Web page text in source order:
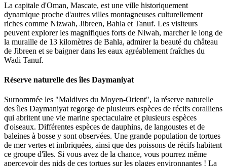
La capitale d'Oman, Mascate, est une ville historiquement
dynamique proche d'autres villes montagneuses culturellement
riches comme Nizwah, Jibreen, Bahla et Tanuf. Les visiteurs
peuvent explorer les magnifiques forts de Niwah, marcher le long de
la muraille de 13 kilomètres de Bahla, admirer la beauté du château
de Jibreen et se baigner dans les eaux agréablement fraîches du
Wadi Tanuf.
Réserve naturelle des îles Daymaniyat
Surnommée les "Maldives du Moyen-Orient", la réserve naturelle
des îles Daymaniyat regorge de plusieurs espèces de récifs coralliens
qui abritent une vie marine spectaculaire et plusieurs espèces
d'oiseaux. Différentes espèces de dauphins, de langoustes et de
baleines à bosse y sont observées. Une grande population de tortues
de mer vertes et imbriquées, ainsi que des poissons de récifs habitent
ce groupe d'îles. Si vous avez de la chance, vous pourrez même
apercevoir des nids de ces tortues sur les plages environnantes ! La